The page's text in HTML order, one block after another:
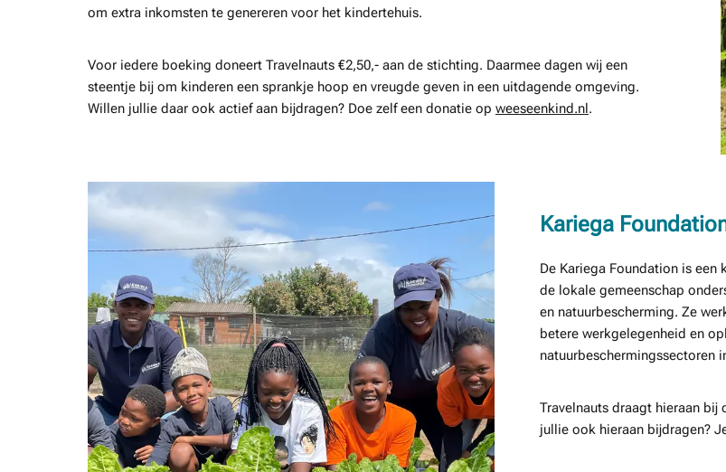
om extra inkomsten te genereren voor het kindertehuis.
Voor iedere boeking doneert Travelnauts €2,50,- aan de stichting. Daarmee dagen wij een
steentje bij om kinderen een sprankje hoop en vreugde geven in een uitdagende omgeving.
Willen jullie daar ook actief aan bijdragen? Doe zelf een donatie op weeseenkind.nl.
Kariega
De Kariega Foundation is
de lokale gemeenschap
en natuurbescherming. Ze
betere werkgelegenheid en
natuurbeschermingssectoren
Travelnauts draagt hieraan
jullie ook hieraan bijdragen?